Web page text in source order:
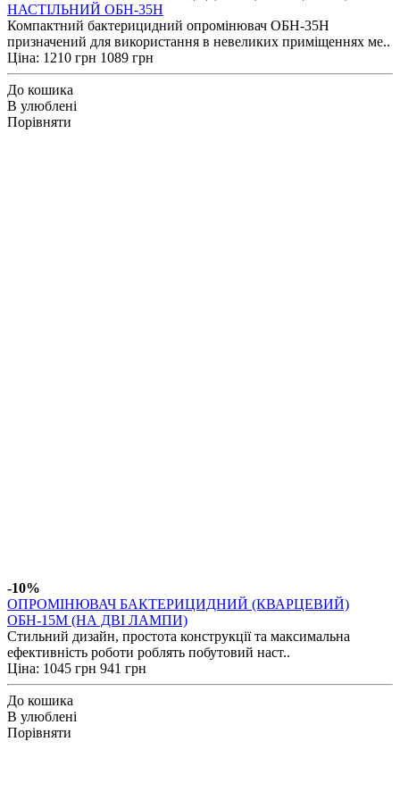
НАСТІЛЬНИЙ ОБН-35Н
Компактний бактерицидний опромінювач ОБН-35Н
призначений для використання в невеликих приміщеннях ме..
Ціна: 1210 грн 1089 грн
До кошика
В улюблені
Порівняти
-10%
ОПРОМІНЮВАЧ БАКТЕРИЦИДНИЙ (КВАРЦЕВИЙ)
ОБН-15М (НА ДВІ ЛАМПИ)
Стильний дизайн, простота конструкції та максимальна
ефективність роботи роблять побутовий наст..
Ціна: 1045 грн 941 грн
До кошика
В улюблені
Порівняти